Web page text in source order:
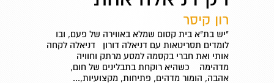
רון קיסר
"יש בת"א בית קסום שמלא באווירה של פעם, ובו
לומדים תסריטאות עם דניאלה דורון דניאלה לקחה
אותי ואת חברי בקסמה למסע מרתק וחוויה
מדהימה כשהיא רוקחת בתבלינים של חום,
אהבה, הומור מדהים, פתיחות, מקצועיות,...